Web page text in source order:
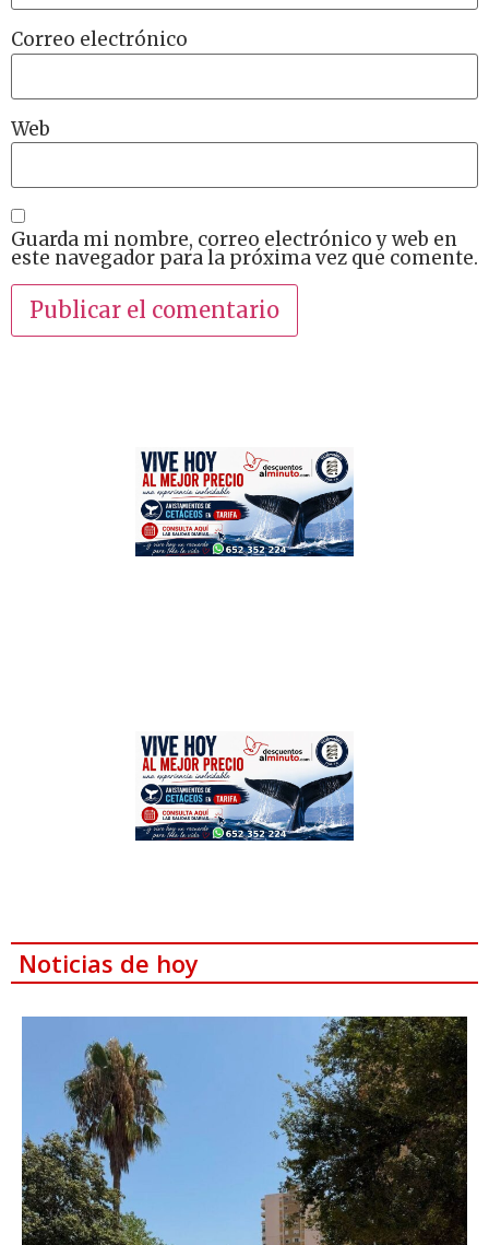
Correo electrónico
Web
Guarda mi nombre, correo electrónico y web en
este navegador para la próxima vez que comente.
Noticias de hoy